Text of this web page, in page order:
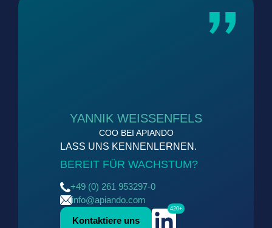
YANNIK WEISSENFELS
COO BEI APIANDO
LASS UNS KENNENLERNEN.
BEREIT FÜR WACHSTUM?
+49 (0) 261 953297-0
info@apiando.com
Kontaktiere uns
420+